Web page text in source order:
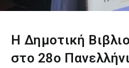
Η Δημοτική
στο 28ο